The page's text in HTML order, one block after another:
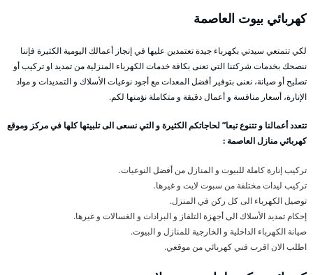
كهربائي بيوت العاصمة
لكي تتمتعي سيدتي بكهرباء جيدة تعتمدين عليها في إنجاز أعمالك اليومية الكثيرة فإننا
ننصحك بخدمات شركتنا التي تعنى بكافة خدمات الكهرباء المنزلية من تمديد او تركيب أو
تصليح أو صيانة، نعنى بتوفير أفضل المعدات مع أجود نوعيات الأسلاك و التمديدات و مواد
الإنارة، أسعار منافسة و أعمال دقيقة و متكاملة نؤمنها لكم.
تتعدد أعمالنا و تتنوع تبعا” لحاجاتكم الكثيرة و التي نسعى الى تلبيتها كلها في مركز وموقع
كهربائي منازل العاصمة :
تركيب إنارة كاملة للبيوت و المنازل من أفضل النوعيات.
تركيب ليدات مختلفة من سبوت لايت و غيرها.
توصيل الكهرباء الى كل ركن في المنزل.
إحكام تمديد الأسلاك الى أجهزة التلفاز و البرادات و الغسالات و غيرها.
صيانة الكهرباء الداخلية و الخارجية للمنازل و البيوت.
اطلب الان اقرب فني كهربائي من موقعي.